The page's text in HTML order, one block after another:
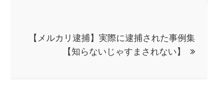
【メルカリ逮捕】実際に逮捕された事例集
【知らないじゃすまされない】